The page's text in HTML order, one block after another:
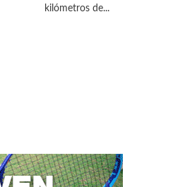
kilómetros de...